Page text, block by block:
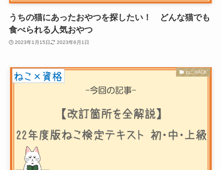
うちの猫にあったおやつを探したい！ どんな猫でも
食べられる人気おやつ
2023年1月15日 2023年6月1日
ねこHACK